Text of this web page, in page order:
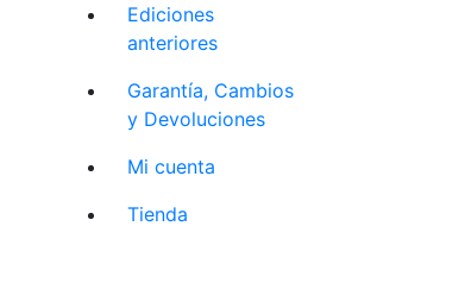
Ediciones
anteriores
Garantía, Cambios
y Devoluciones
Mi cuenta
Tienda